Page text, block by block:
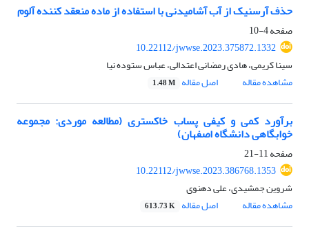
حذف آرسنیک از آب آشامیدنی با استفاده از ماده منعقد کننده آلوم
صفحه4-10
10.22112/jwwse.2023.375872.1332
سینا کریمی، هادی رمضانی اعتدالی، عباس ستوده نیا
مشاهده مقاله
اصل مقاله 1.48 M
برآورد کمی و کیفی پساب خاکستری (مطالعه موردی: مجموعه
خوابگاهی دانشگاه اصفهان)
صفحه11-21
10.22112/jwwse.2023.386768.1353
شروین جمشیدی، علی دهنوی
مشاهده مقاله
اصل مقاله 613.73 K